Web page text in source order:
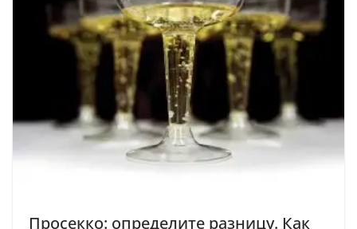
Просекко: определите разницу. Как